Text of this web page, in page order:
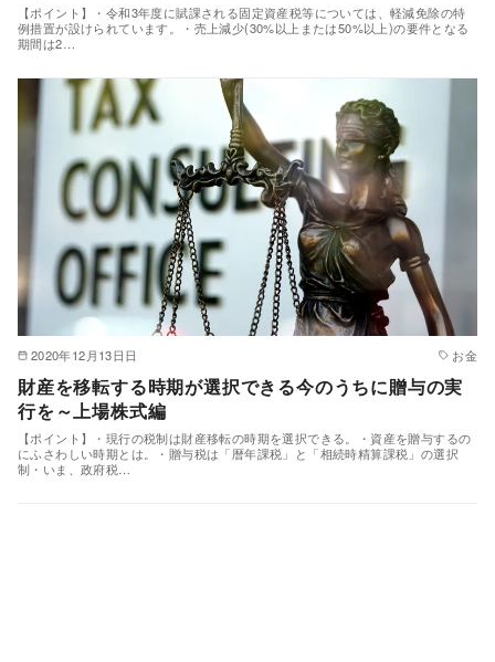
【ポイント】・令和3年度に賦課される固定資産税等については、軽減免除の特
例措置が設けられています。・売上減少(30%以上または50%以上)の要件となる
期間は2…
2020年12月13日日 お金
財産を移転する時期が選択できる今のうちに贈与の実
行を～上場株式編
【ポイント】・現行の税制は財産移転の時期を選択できる。・資産を贈与するの
にふさわしい時期とは。・贈与税は「暦年課税」と「相続時精算課税」の選択
制・いま、政府税…